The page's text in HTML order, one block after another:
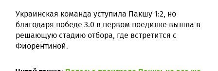
Украинская команда уступила Пакшу 1:2, но
благодаря победе 3:0 в первом поединке вышла в
решающую стадию отбора, где встретится с
Фиорентиной.